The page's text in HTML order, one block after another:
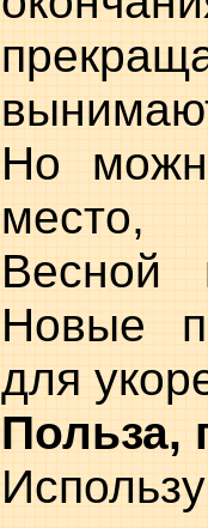
Но
место,
Весной
Новые
для
Польза,